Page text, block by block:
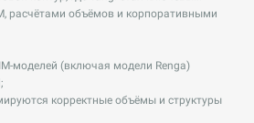
расчётами объёмов и корпоративными
моделей (включая модели Renga)
корректные объёмы и структуры